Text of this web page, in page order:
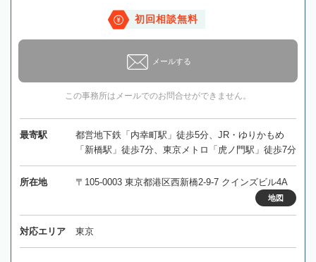
初回相談無料
メールする
この事務所はメールでのお問合せができません。
最寄駅
都営地下鉄「内幸町駅」徒歩5分、JR・ゆりかもめ
「新橋駅」徒歩7分、東京メトロ「虎ノ門駅」徒歩7分
所在地 〒105-0003 東京都港区西新橋2-9-7 クインズビル4A
地図
対応エリア 東京